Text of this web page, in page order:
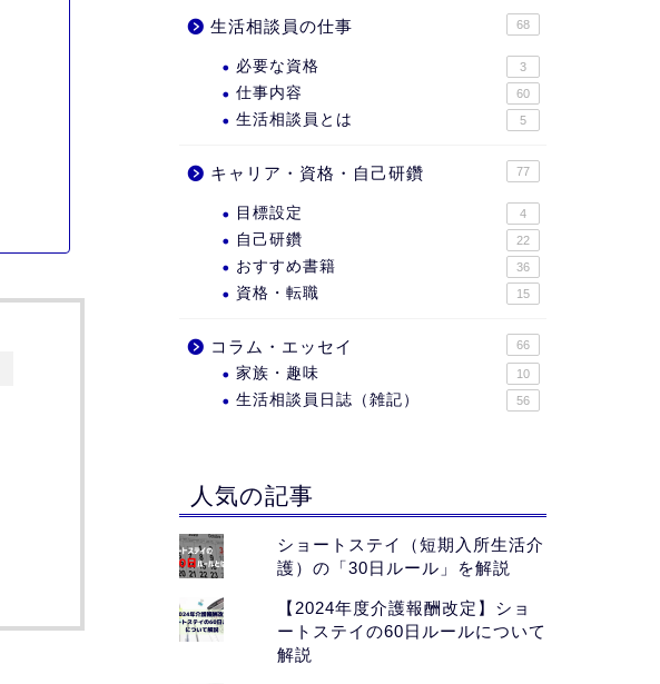
生活相談員の仕事 68
必要な資格 3
仕事内容 60
生活相談員とは 5
キャリア・資格・自己研鑽 77
目標設定 4
自己研鑽 22
おすすめ書籍 36
資格・転職 15
コラム・エッセイ 66
家族・趣味 10
生活相談員日誌（雑記） 56
人気の記事
ショートステイ（短期入所生活介
護）の「30日ルール」を解説
【2024年度介護報酬改定】ショ
ートステイの60日ルールについて
解説